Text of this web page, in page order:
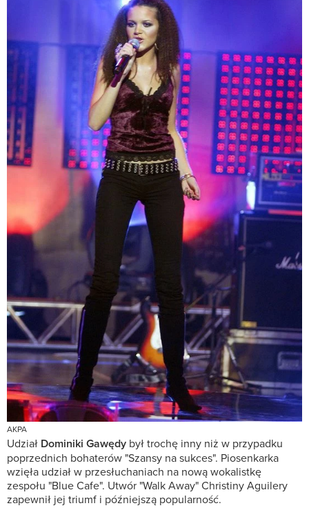
AKPA
Udział Dominiki Gawędy był trochę inny niż w przypadku
poprzednich bohaterów "Szansy na sukces". Piosenkarka
wzięła udział w przesłuchaniach na nową wokalistkę
zespołu "Blue Cafe". Utwór "Walk Away" Christiny Aguilery
zapewnił jej triumf i późniejszą popularność.